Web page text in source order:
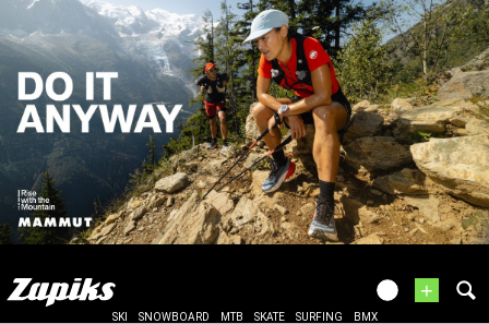
+
SKI SNOWBOARD MTB SKATE SURFING BMX